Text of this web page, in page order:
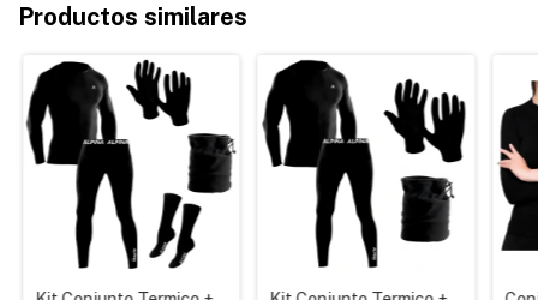
Productos similares